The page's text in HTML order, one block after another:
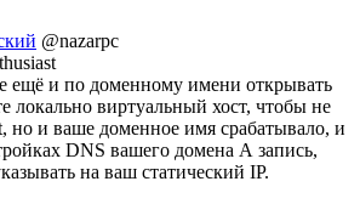
@nazarpc
ещё и по доменному имени открывать
локально виртуальный хост, чтобы не
но и ваше доменное имя срабатывало, и
DNS вашего домена А запись,
на ваш статический IP.